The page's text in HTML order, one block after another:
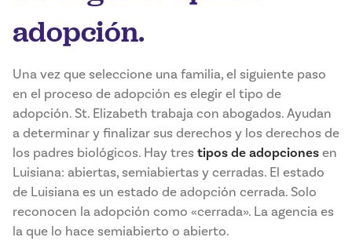
adopción.
Una vez que seleccione una familia, el siguiente paso
en el proceso de adopción es elegir el tipo de
adopción. St. Elizabeth trabaja con abogados. Ayudan
a determinar y finalizar sus derechos y los derechos de
los padres biológicos. Hay tres tipos de adopcionesen
Luisiana: abiertas, semiabiertas y cerradas. El estado
de Luisiana es un estado de adopción cerrada. Solo
reconocen la adopción como «cerrada». La agencia es
la que lo hace semiabierto o abierto.